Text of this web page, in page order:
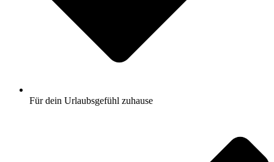
Für dein Urlaubsgefühl zuhause